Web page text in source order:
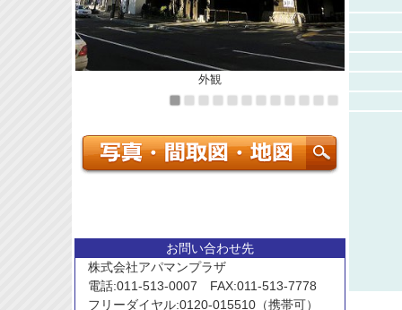
外観
お問い合わせ先
株式会社アパマンプラザ
電話:011-513-0007 FAX:011-513-7778
フリーダイヤル:0120-015510（携帯可）